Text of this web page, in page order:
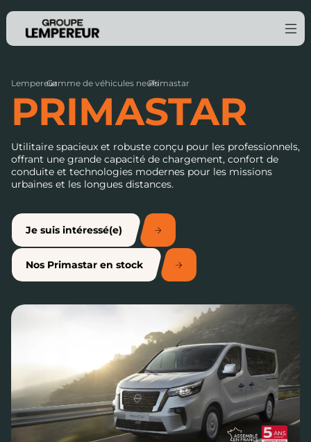
Lempereur
›
Gamme de véhicules neufs
›
Primastar
PRIMASTAR
Utilitaire spacieux et robuste conçu pour les professionnels,
offrant une grande capacité de chargement, confort de
conduite et technologies modernes pour les missions
urbaines et les longues distances.
Je suis intéressé(e)
Nos Primastar en stock